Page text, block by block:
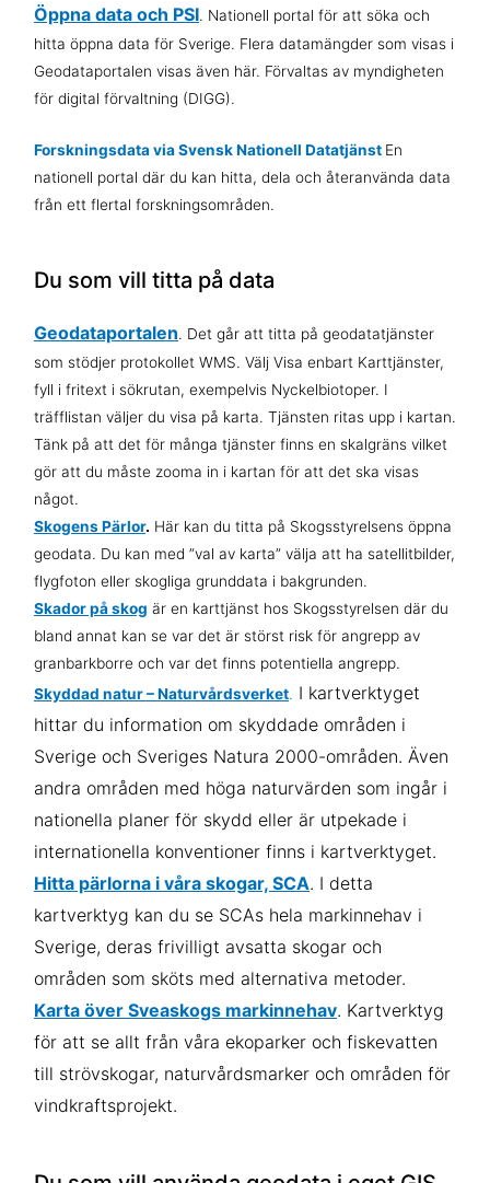
Öppna data och PSI. Nationell portal för att söka och
hitta öppna data för Sverige. Flera datamängder som visas i
Geodataportalen visas även här. Förvaltas av myndigheten
för digital förvaltning (DIGG).
Forskningsdata via Svensk Nationell Datatjänst En
nationell portal där du kan hitta, dela och återanvända data
från ett flertal forskningsområden.
Du som vill titta på data
Geodataportalen. Det går att titta på geodatatjänster
som stödjer protokollet WMS. Välj Visa enbart Karttjänster,
fyll i fritext i sökrutan, exempelvis Nyckelbiotoper. I
träfflistan väljer du visa på karta. Tjänsten ritas upp i kartan.
Tänk på att det för många tjänster finns en skalgräns vilket
gör att du måste zooma in i kartan för att det ska visas
något.
Skogens Pärlor. Här kan du titta på Skogsstyrelsens öppna
geodata. Du kan med ”val av karta” välja att ha satellitbilder,
flygfoton eller skogliga grunddata i bakgrunden.
Skador på skog är en karttjänst hos Skogsstyrelsen där du
bland annat kan se var det är störst risk för angrepp av
granbarkborre och var det finns potentiella angrepp.
Skyddad natur – Naturvårdsverket. I kartverktyget
hittar du information om skyddade områden i
Sverige och Sveriges Natura 2000-områden. Även
andra områden med höga naturvärden som ingår i
nationella planer för skydd eller är utpekade i
internationella konventioner finns i kartverktyget.
Hitta pärlorna i våra skogar, SCA. I detta
kartverktyg kan du se SCAs hela markinnehav i
Sverige, deras frivilligt avsatta skogar och
områden som sköts med alternativa metoder.
Karta över Sveaskogs markinnehav. Kartverktyg
för att se allt från våra ekoparker och fiskevatten
till strövskogar, naturvårdsmarker och områden för
vindkraftsprojekt.